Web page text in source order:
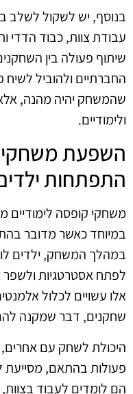
בנוסף, יש לשקול לשלב
עבודת צוות, כבוד הדדי
שיתוף פעולה בין
החברתיים ולהוביל
שהמשחק יהיה מהנה,
ולימודיים.
השפעת
התפתחות
משחקי קופסה לימודיים
במיוחד כאשר מדובר
במהלך המשחק, ילדים
לפתח אסטרטגיות ולשפר
אלו עשויים לכלול
שחקנים, דבר שמקנה
היכולת לשחק עם
פעולות בהתאם, מסייעת
הם לומדים לעבוד